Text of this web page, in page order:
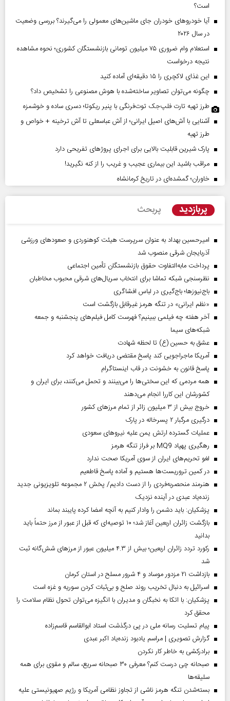
است؟
آیا خودروهای خودران جای ماشین‌های معمولی را می‌گیرند؟ بررسی وضعیت
در سال ۲۰۲۶
استعلام وام ضروری ۷۵ میلیون تومانی بازنشستگان کشوری؛ نحوه مشاهده
نتیجه درخواست
این غذای لاکچری را ۱۵ دقیقه‌ای آماده کنید
چگونه می‌توان تصاویر ساخته‌شده با هوش مصنوعی را تشخیص داد؟
طرز تهیه تارت فلپ‌جک توت‌فرنگی با پنیر ریکوتا؛ دسری ساده و خوشمزه
آشنایی با آش‌های اصیل ایرانی؛ از آش عباسعلی تا آش ترخینه + خواص و
طرز تهیه
پارک شیرین قابلیت‌ بالایی برای اجرای پروژهای تفریحی دارد
مراقب باشید این بیماری عجیب و غریب را از کنه نگیرید!
خاوران؛ گمشده‌ای در تاریخ کرمانشاه
پربازدید پربحث
امیرحسین بهداد به عنوان سرپرست هیئت کوهنوردی و صعودهای ورزشی
آذربایجان شرقی منصوب شد
پرداخت مابه‌التفاوت حقوق بازنشستگان تأمین اجتماعی
نظرسنجی شبکه تماشا برای انتخاب سریال‌های شرقی محبوب مخاطبان
باج‌نیوزها؛ باج‌گیری در لباس افشاگری
«نظم ایرانی» در تنگه هرمز غیرقابل بازگشت است
آخر هفته چه فیلمی ببینیم؟ فهرست کامل فیلم‌های پنجشنبه و جمعه
شبکه‌های سیما
عشق به حسین (ع) تا لحظه شهادت
آمریکا ماجراجویی کند پاسخ مقتضی دریافت خواهد کرد
پاسخ قانون به خشونت در قاب اینستاگرام
همه مردمی که این سختی‌ها را می‌بینند و تحمل می‌کنند، برای ایران و
کشورشان این کاررا انجام می‌دهند
خروج بیش از ۳ میلیون زائر از تمام مرز‌های کشور
درگیری مرگبار ۲ پسرخاله در پارک
عملیات گسترده ارتش یمن علیه نیروهای سعودی
رهگیری پهپاد MQ9 بر فراز تنگه هرمز
لغو تحریم‌های ایران از سوی آمریکا صحت ندارد
در کمین تروریست‌ها هستیم و آماده پاسخ قاطعیم
هنرمند منحصر‌به‌فردی را از دست دادیم/ پخش ۲ مجموعه تلویزیونی جدید
زنده‌یاد عبدی در آینده نزدیک
پزشکیان: باید دشمن را وادار کنیم به آنچه امضا کرده پایبند بماند
بازگشت زائران اربعین آغاز شد؛ ۱۰ توصیه‌ای که قبل از عبور از مرز حتماً باید
بدانید
رکورد تردد زائران اربعین؛ بیش از ۴.۳ میلیون عبور از مرزهای شش‌گانه ثبت
شد
بازداشت ۲۱ مزدور موساد و ۴ شرور مسلح در استان کرمان
اسرائیل به دنبال تخریب روند صلح و بی‌ثبات کردن سوریه و غزه است
پزشکیان: با اتکا به نخبگان و مدیران با انگیزه می‌توان تحول نظام سلامت را
محقق کرد
پیام تسلیت رسانه ملی در پی درگذشت استاد ابوالقاسم قاسم‌زاده
گزارش تصویری | مراسم یادبود زنده‌یاد اکبر عبدی
برادرکشی به خاطر کار نکردن
صبحانه چی درست کنم؟ معرفی ۳۰ صبحانه سریع، سالم و مقوی برای همه
سلیقه‌ها
بسته‌شدن تنگه هرمز ناشی از تجاوز نظامی آمریکا و رژیم صهیونیستی علیه